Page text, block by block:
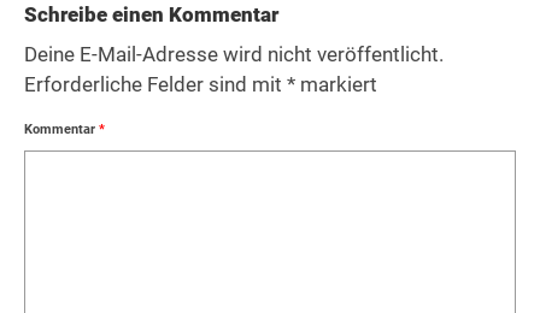
Schreibe einen Kommentar
Deine E-Mail-Adresse wird nicht veröffentlicht.
Erforderliche Felder sind mit * markiert
Kommentar *